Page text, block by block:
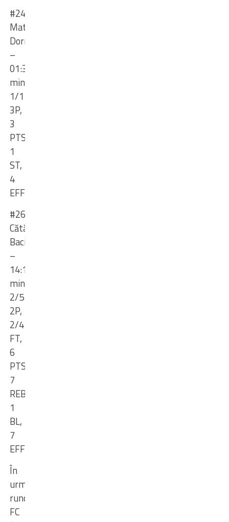
#24
Matei
Dorneanu
–
01:38
min
1/1
3P,
3
PTS,
1
ST,
4
EFF
#26
Cătălin
Baciu
–
14:13
min
2/5
2P,
2/4
FT,
6
PTS,
7
REB,
1
BL,
7
EFF
În
următoarea
rundă,
FC